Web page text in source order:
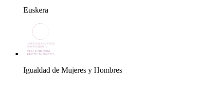
Euskera
Igualdad de Mujeres y Hombres